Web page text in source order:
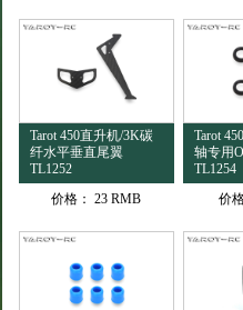
Tarot 450直升机/3K碳
纤水平垂直尾翼
TL1252
价格： 23 RMB
Tarot
轴专用
TL1254
价